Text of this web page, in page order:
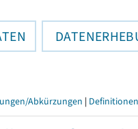
Abkürzungen | Definitionen